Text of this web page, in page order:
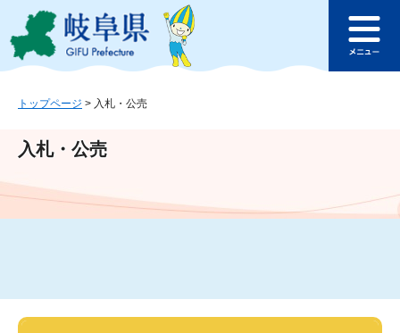
ジ
ュ
文
このページの本文へ
ュ
トップページ > 入札・公売
入札・公売